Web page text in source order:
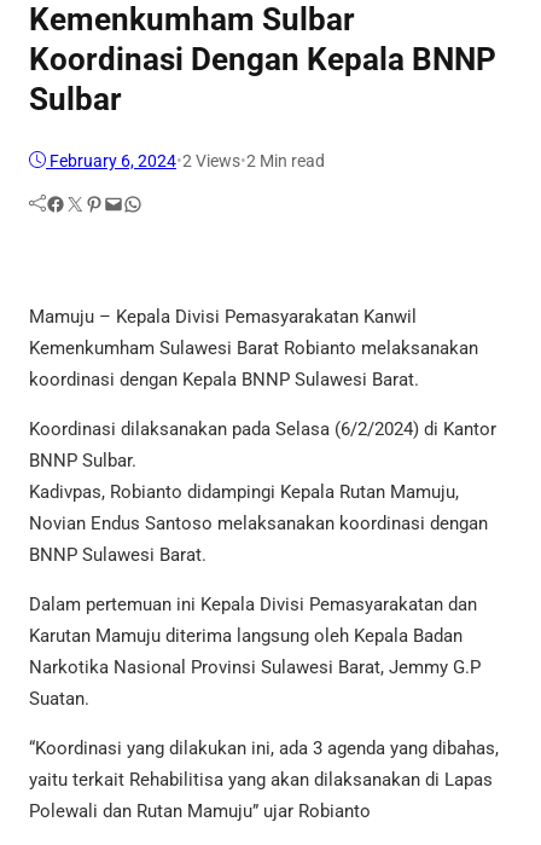
Kemenkumham Sulbar
Koordinasi Dengan Kepala BNNP
Sulbar
February 6, 2024•2 Views•2 Min read
Facebook Twitter Pinterest Mail WhatsApp
Mamuju – Kepala Divisi Pemasyarakatan Kanwil
Kemenkumham Sulawesi Barat Robianto melaksanakan
koordinasi dengan Kepala BNNP Sulawesi Barat.
Koordinasi dilaksanakan pada Selasa (6/2/2024) di Kantor
BNNP Sulbar.
Kadivpas, Robianto didampingi Kepala Rutan Mamuju,
Novian Endus Santoso melaksanakan koordinasi dengan
BNNP Sulawesi Barat.
Dalam pertemuan ini Kepala Divisi Pemasyarakatan dan
Karutan Mamuju diterima langsung oleh Kepala Badan
Narkotika Nasional Provinsi Sulawesi Barat, Jemmy G.P
Suatan.
“Koordinasi yang dilakukan ini, ada 3 agenda yang dibahas,
yaitu terkait Rehabilitisa yang akan dilaksanakan di Lapas
Polewali dan Rutan Mamuju” ujar Robianto